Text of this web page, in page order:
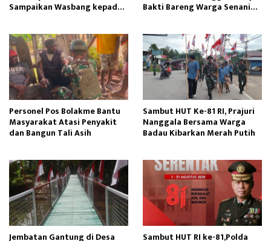
Sampaikan Wasbang kepada Bakti Bareng Warga Senaning
Personel Pos Bolakme Bantu
Masyarakat Atasi Penyakit
dan Bangun Tali Asih
Sambut HUT Ke-81 RI, Prajuri
Nanggala Bersama Warga
Badau Kibarkan Merah Putih
Jembatan Gantung di Desa Sambut HUT RI ke-81,Polda